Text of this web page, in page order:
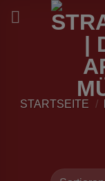
Inhalt
STARTSEITE /